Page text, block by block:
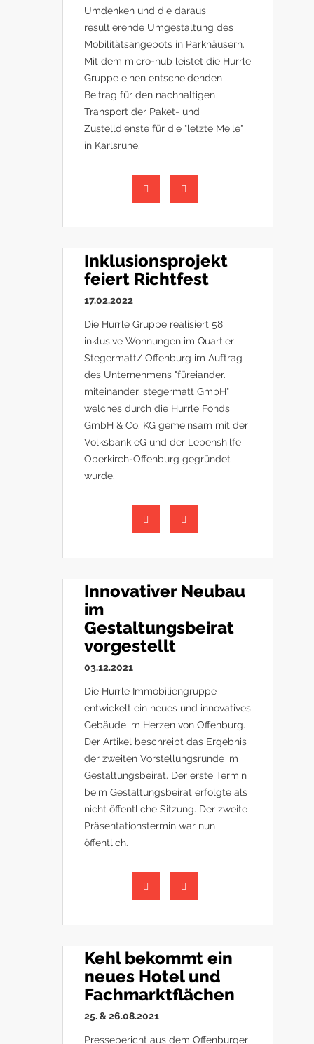
Umdenken und die daraus
resultierende Umgestaltung des
Mobilitätsangebots in Parkhäusern.
Mit dem micro-hub leistet die Hurrle
Gruppe einen entscheidenden
Beitrag für den nachhaltigen
Transport der Paket- und
Zustelldienste für die "letzte Meile"
in Karlsruhe.
Inklusionsprojekt
feiert Richtfest
17.02.2022
Die Hurrle Gruppe realisiert 58
inklusive Wohnungen im Quartier
Stegermatt/ Offenburg im Auftrag
des Unternehmens "füreiander.
miteinander. stegermatt GmbH"
welches durch die Hurrle Fonds
GmbH & Co. KG gemeinsam mit der
Volksbank eG und der Lebenshilfe
Oberkirch-Offenburg gegründet
wurde.
Innovativer Neubau
im
Gestaltungsbeirat
vorgestellt
03.12.2021
Die Hurrle Immobiliengruppe
entwickelt ein neues und innovatives
Gebäude im Herzen von Offenburg.
Der Artikel beschreibt das Ergebnis
der zweiten Vorstellungsrunde im
Gestaltungsbeirat. Der erste Termin
beim Gestaltungsbeirat erfolgte als
nicht öffentliche Sitzung. Der zweite
Präsentationstermin war nun
öffentlich.
Kehl bekommt ein
neues Hotel und
Fachmarktflächen
25. & 26.08.2021
Pressebericht aus dem Offenburger